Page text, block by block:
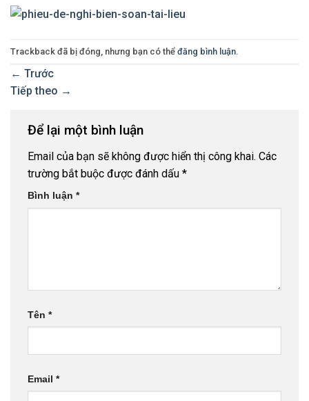
Trackback đã bị đóng, nhưng bạn có thể đăng bình luận
← Trước
Tiếp theo →
Để lại một bình luận
Email của bạn sẽ không được hiển thị công khai. Các
trường bắt buộc được đánh dấu *
Bình luận *
Tên *
Email *